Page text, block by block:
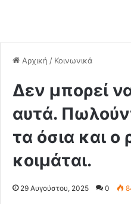
Αρχική / Κοινωνικά
Δεν μπορεί
αυτά.
τα όσια και ο
κοιμάται.
29 Αυγούστου, 2025 0